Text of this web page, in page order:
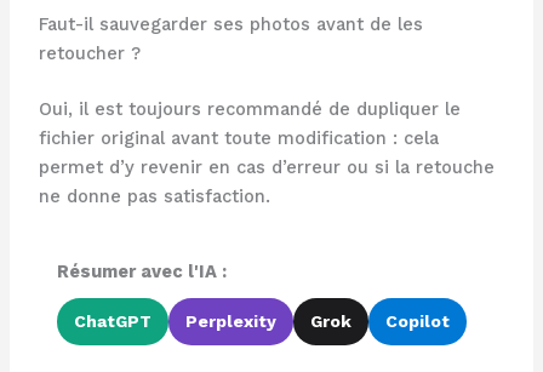
Faut-il sauvegarder ses photos avant de les
retoucher ?
Oui, il est toujours recommandé de dupliquer le
fichier original avant toute modification : cela
permet d’y revenir en cas d’erreur ou si la retouche
ne donne pas satisfaction.
Résumer avec l'IA :
ChatGPT Perplexity Grok Copilot